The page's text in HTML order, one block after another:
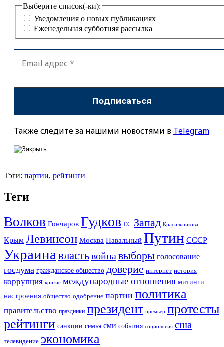
Выберите список(-ки):
Уведомления о новых публикациях
Еженедельная субботняя рассылка
Также следите за нашими новостями в Telegram
Тэги: партии, рейтинги
Теги
Волков Гончаров Гудков ЕС Запад Красильникова
Крым Левинсон Москва Навальный Путин СССР
Украина властьвойна выборы голосование
госдума гражданское общество доверие интернет история
коррупция кризис международные отношения митинги
настроения общество одобрение партии политика
правительство праздники президент премьер протесты
рейтинги санкции семья сми события социология сша
телевидение экономика